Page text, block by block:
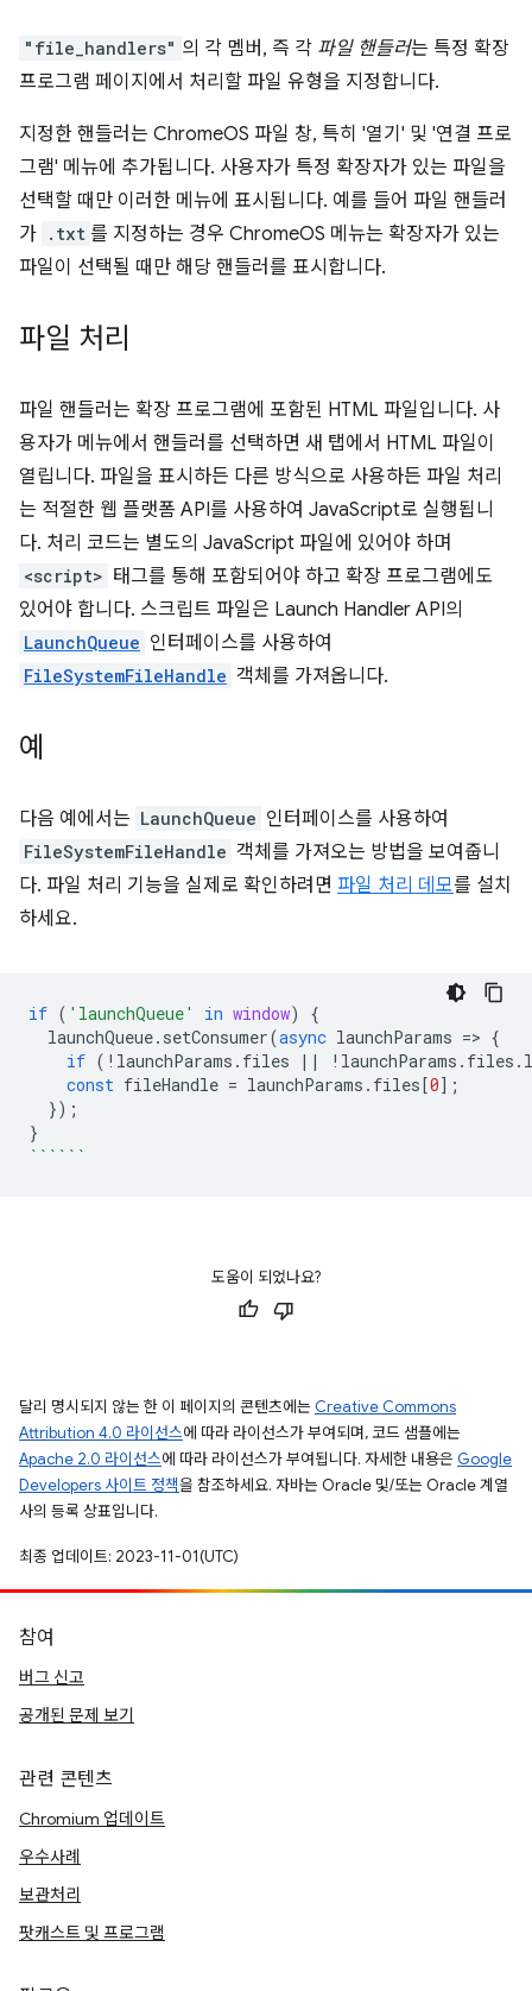
"file_handlers" 의 각 멤버, 즉 각 파일 핸들러는 특정 확장
프로그램 페이지에서 처리할 파일 유형을 지정합니다.
지정한 핸들러는 ChromeOS 파일 창, 특히 '열기' 및 '연결 프로
그램' 메뉴에 추가됩니다. 사용자가 특정 확장자가 있는 파일을
선택할 때만 이러한 메뉴에 표시됩니다. 예를 들어 파일 핸들러
가 .txt 를 지정하는 경우 ChromeOS 메뉴는 확장자가 있는
파일이 선택될 때만 해당 핸들러를 표시합니다.
파일 처리
파일 핸들러는 확장 프로그램에 포함된 HTML 파일입니다. 사
용자가 메뉴에서 핸들러를 선택하면 새 탭에서 HTML 파일이
열립니다. 파일을 표시하든 다른 방식으로 사용하든 파일 처리
는 적절한 웹 플랫폼 API를 사용하여 JavaScript로 실행됩니
다. 처리 코드는 별도의 JavaScript 파일에 있어야 하며
<script> 태그를 통해 포함되어야 하고 확장 프로그램에도
있어야 합니다. 스크립트 파일은 Launch Handler API의
LaunchQueue 인터페이스를 사용하여
FileSystemFileHandle 객체를 가져옵니다.
예
다음 예에서는 LaunchQueue 인터페이스를 사용하여
FileSystemFileHandle 객체를 가져오는 방법을 보여줍니
다. 파일 처리 기능을 실제로 확인하려면 파일 처리 데모를 설치
하세요.
if ( 'launchQueue' in window)
{
launchQueue. setConsumer(async launchParams => {
if ( ! launchParams . files || ! launchParams . files .
const fileHandle = launchParams . files[0];
});
}
``````
도움이 되었나요?
달리 명시되지 않는 한 이 페이지의 콘텐츠에는 Creative Commons
Attribution 4.0 라이선스에 따라 라이선스가 부여되며, 코드 샘플에는
Apache 2.0 라이선스에 따라 라이선스가 부여됩니다. 자세한 내용은 Google
Developers 사이트 정책을 참조하세요. 자바는 Oracle 및/또는 Oracle 계열
사의 등록 상표입니다.
최종 업데이트: 2023-11-01(UTC)
참여
버그 신고
공개된 문제 보기
관련 콘텐츠
Chromium 업데이트
우수사례
보관처리
팟캐스트 및 프로그램